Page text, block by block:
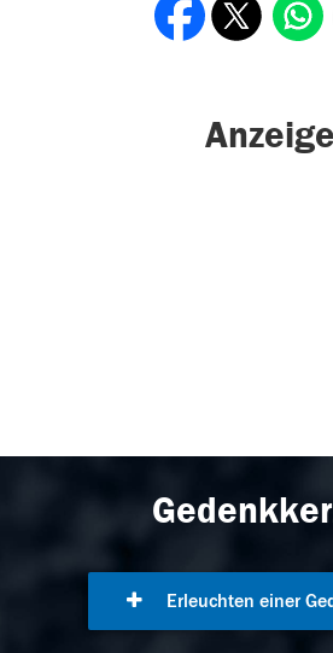
Anzeige
Erleuchten einer